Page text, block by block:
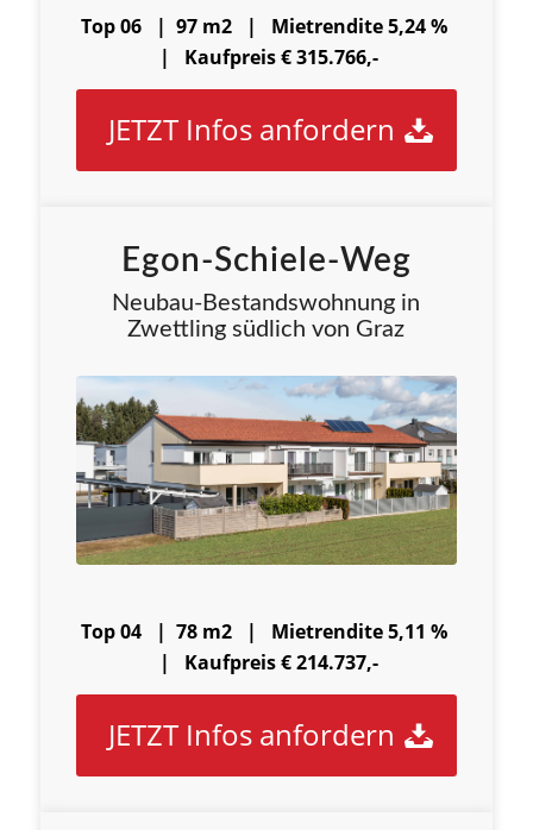
Top 06 | 97 m2 | Mietrendite 5,24 %
| Kaufpreis € 315.766,-
JETZT Infos anfordern
Egon-Schiele-Weg
Neubau-Bestandswohnung in
Zwettling südlich von Graz
Top 04 | 78 m2 | Mietrendite 5,11 %
| Kaufpreis € 214.737,-
JETZT Infos anfordern